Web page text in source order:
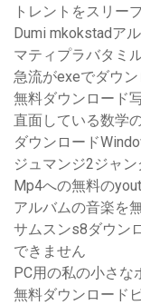
トレントをスリー
Dumi mkokstadア
マティプラバタミ
急流がexeでダウ
無料ダウンロード
直面している数学
ダウンロード
ジュマンジ2ジャ
Mp4への無料の
アルバムの音楽を
サムスンs8ダウン
できません
PC用の私の小さ
無料ダウンロード